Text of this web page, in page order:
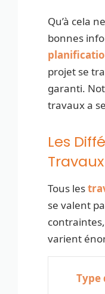
Qu’à cela
bonnes
projet se
garanti.
travaux a
Les
Tous les
se valent
varient
Type